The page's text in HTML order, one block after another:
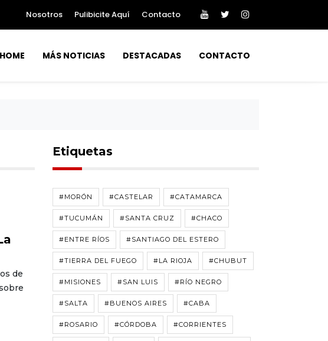
Nosotros Pulibicite Aquí Contacto
HOME MÁS NOTICIAS DESTACADAS CONTACTO
de
Etiquetas
#MORÓN #CASTELAR #CATAMARCA
#TUCUMÁN #SANTA CRUZ #CHACO
#ENTRE RÍOS #SANTIAGO DEL ESTERO
#TIERRA DEL FUEGO #LA RIOJA #CHUBUT
#MISIONES #SAN LUIS #RÍO NEGRO
#SALTA #BUENOS AIRES #CABA
#ROSARIO #CÓRDOBA #CORRIENTES